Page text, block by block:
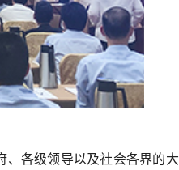
各级领导以及社会各界的大